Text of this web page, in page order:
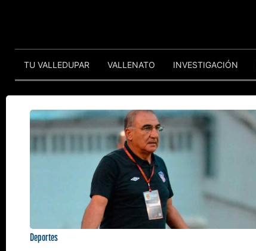
TU VALLEDUPAR VALLENATO INVESTIGACIÓN
Deportes